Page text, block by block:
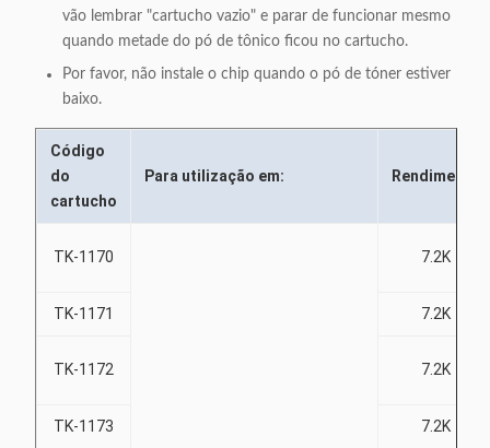
vão lembrar "cartucho vazio" e parar de funcionar mesmo
quando metade do pó de tônico ficou no cartucho.
Por favor, não instale o chip quando o pó de tóner estiver
baixo.
Código
do
cartucho
Para utilização em: Rendimento
TK-1170 7.2K
TK-1171 7.2K
TK-1172 7.2K
TK-1173 7.2K